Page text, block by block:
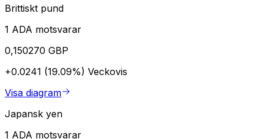
Brittiskt pund
1 ADA motsvarar
0,150270 GBP
+0.0241 (19.09%) Veckovis
Visa diagram
Japansk yen
1 ADA motsvarar